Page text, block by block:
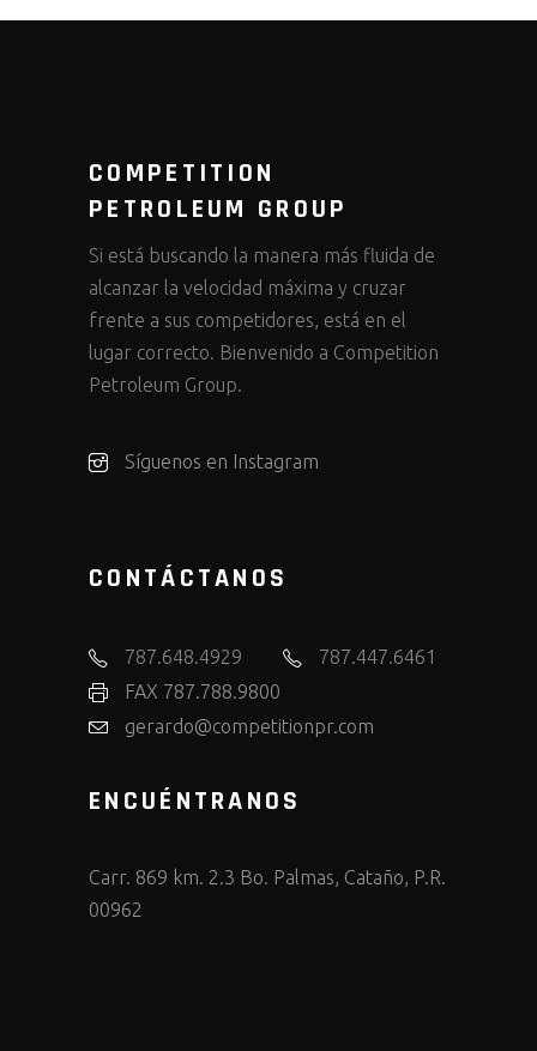
COMPETITION
PETROLEUM GROUP
Si está buscando la manera más fluida de
alcanzar la velocidad máxima y cruzar
frente a sus competidores, está en el
lugar correcto. Bienvenido a Competition
Petroleum Group.
Síguenos en Instagram
CONTÁCTANOS
787.648.4929
787.447.6461
FAX 787.788.9800
gerardo@competitionpr.com
ENCUÉNTRANOS
Carr. 869 km. 2.3 Bo. Palmas, Cataño, P.R.
00962